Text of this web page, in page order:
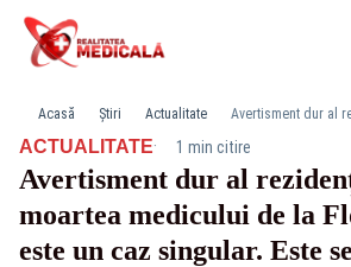
Acasă Știri Actualitate
ACTUALITATE· 1 min citire
Avertisment dur al
moartea medicului de la
este un caz singular. Este